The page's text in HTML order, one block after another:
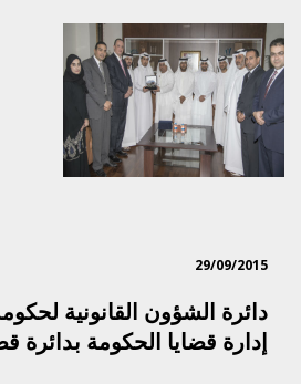
29/09/2015
دائرة الشؤون القانونية
إدارة قضايا الحكومة بدائرة